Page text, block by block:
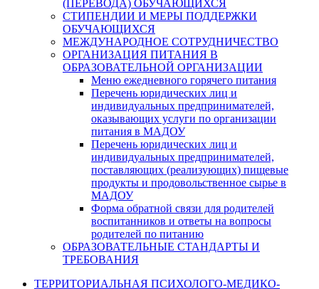
(ПЕРЕВОДА) ОБУЧАЮЩИХСЯ
СТИПЕНДИИ И МЕРЫ ПОДДЕРЖКИ
ОБУЧАЮЩИХСЯ
МЕЖДУНАРОДНОЕ СОТРУДНИЧЕСТВО
ОРГАНИЗАЦИЯ ПИТАНИЯ В
ОБРАЗОВАТЕЛЬНОЙ ОРГАНИЗАЦИИ
Меню ежедневного горячего питания
Перечень юридических лиц и
индивидуальных предпринимателей,
оказывающих услуги по организации
питания в МАДОУ
Перечень юридических лиц и
индивидуальных предпринимателей,
поставляющих (реализующих) пищевые
продукты и продовольственное сырье в
МАДОУ
Форма обратной связи для родителей
воспитанников и ответы на вопросы
родителей по питанию
ОБРАЗОВАТЕЛЬНЫЕ СТАНДАРТЫ И
ТРЕБОВАНИЯ
ТЕРРИТОРИАЛЬНАЯ ПСИХОЛОГО-МЕДИКО-